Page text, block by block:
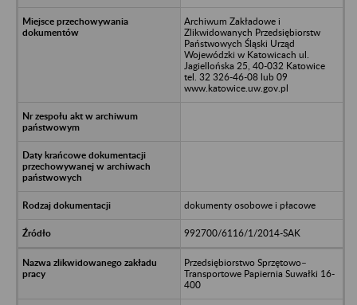
Archiwum Zakładowe i
Zlikwidowanych Przedsiębiorstw
Państwowych Śląski Urząd
Wojewódzki w Katowicach ul.
Jagiellońska 25, 40-032 Katowice
tel. 32 326-46-08 lub 09
www.katowice.uw.gov.pl
dokumenty osobowe i płacowe
992700/6116/1/2014-SAK
Przedsiębiorstwo Sprzętowo–
Transportowe Papiernia Suwałki 16-
400